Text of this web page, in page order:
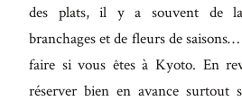
des plats, il y a souvent de
branchages et de fleurs de
faire si vous êtes à Kyoto. En
réserver bien en avance surtout